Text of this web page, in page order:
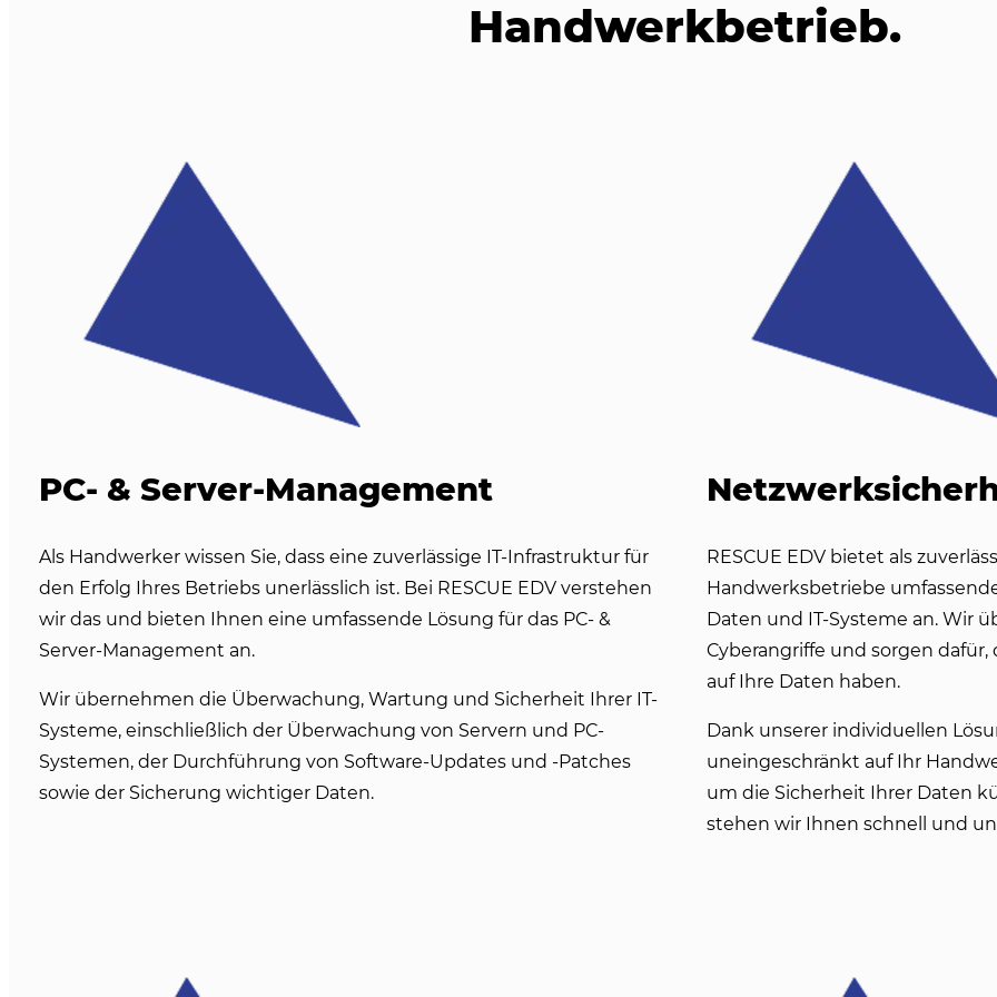
Handwerkbetrieb.
PC- & Server-Management
Als Handwerker wissen Sie, dass eine zuverlässige IT-Infrastruktur für
den Erfolg Ihres Betriebs unerlässlich ist. Bei RESCUE EDV verstehen
wir das und bieten Ihnen eine umfassende Lösung für das PC- &
Server-Management an.
Wir übernehmen die Überwachung, Wartung und Sicherheit Ihrer IT-
Systeme, einschließlich der Überwachung von Servern und PC-
Systemen, der Durchführung von Software-Updates und -Patches
sowie der Sicherung wichtiger Daten.
RESCUE EDV bietet als
Handwerksbetriebe
Daten und IT-Systeme an. Wir
Cyberangriffe und sorgen
auf Ihre Daten haben.
Dank unserer individuellen
uneingeschränkt auf Ihr
um die Sicherheit Ihrer Daten
stehen wir Ihnen schnell und